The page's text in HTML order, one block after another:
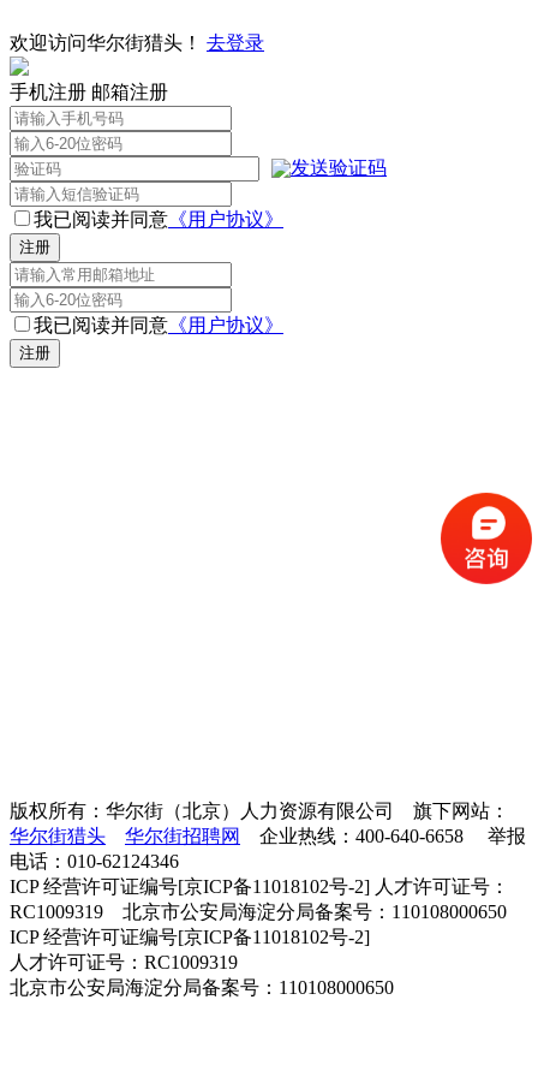
欢迎访问华尔街猎头！ 去登录
手机注册 邮箱注册
发送验证码
我已阅读并同意 《用户协议》
注册
我已阅读并同意 《用户协议》
注册
版权所有：华尔街（北京）人力资源有限公司 旗下网站：
华尔街猎头
华尔街招聘网
企业热线：400-640-6658 举报
电话：010-62124346
ICP 经营许可证编号[京ICP备11018102号-2] 人才许可证号：
RC1009319 北京市公安局海淀分局备案号：110108000650
ICP 经营许可证编号[京ICP备11018102号-2]
人才许可证号：RC1009319
北京市公安局海淀分局备案号：110108000650